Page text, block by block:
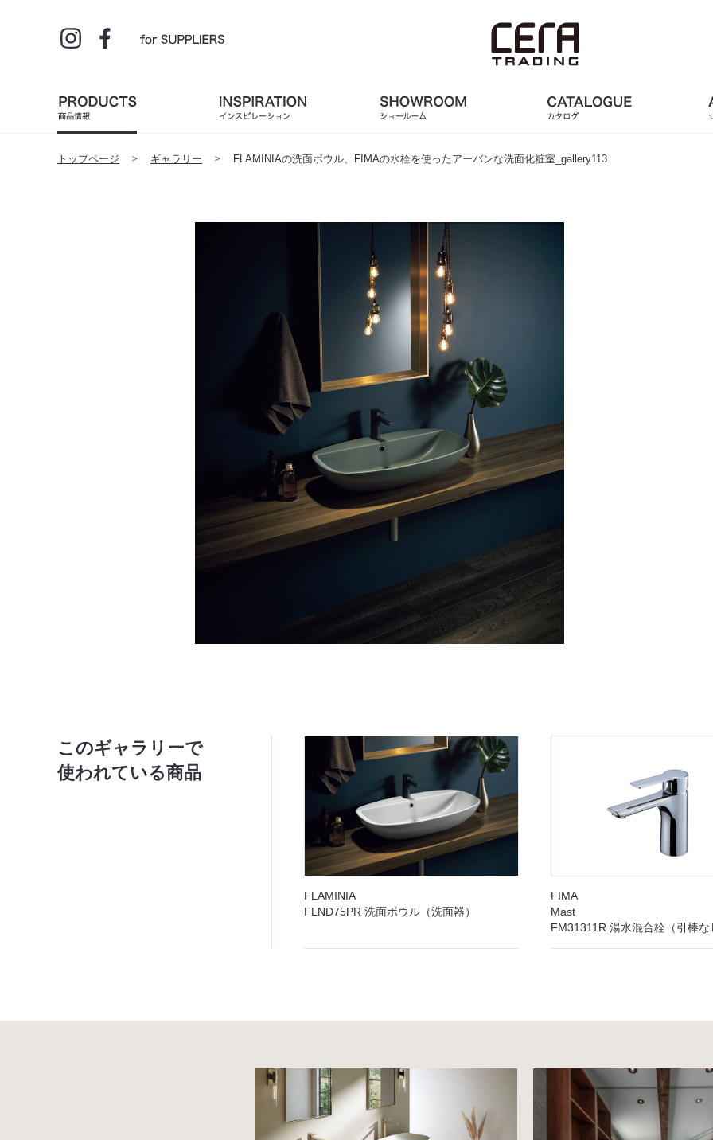
トップページ ギャラリー FLAMINIAの洗面ボウル、FIMAの水栓を使ったアーバンな洗面化粧室_gallery113
このギャラリーで
使われている商品
FLAMINIA
FLND75PR 洗面ボウル（洗面器）
FIMA
Mast
FM31311R 湯水混合栓（引棒な